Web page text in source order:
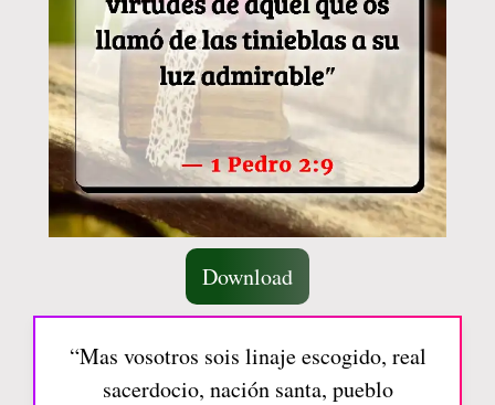
Download
“Mas vosotros sois linaje escogido, real
sacerdocio, nación santa, pueblo